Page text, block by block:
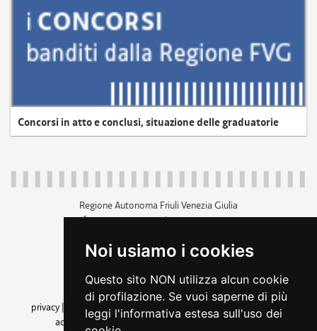
Noi usiamo i cookies
Questo sito NON utilizza alcun cookie
di profilazione. Se vuoi saperne di più
leggi l'informativa estesa sull'uso dei
Concorsi in atto e conclusi, situazione delle graduatorie
Regione Autonoma Friuli Venezia Giulia
c.f. 80014930327; p.iva 00526040324
+39 040 3771111
amministrazione trasparente
privacy
cookie |note legali accessibilità
dichiarazione di
accessibilità| feedback cambio preferenze cookie